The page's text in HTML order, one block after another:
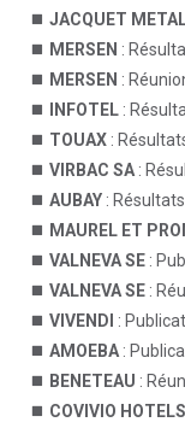
JACQUET
MERSEN :
MERSEN :
INFOTEL :
TOUAX :
VIRBAC SA :
AUBAY :
MAUREL ET
VALNEVA SE :
VALNEVA SE :
VIVENDI :
AMOEBA :
BENETEAU :
COVIVIO HOTELS